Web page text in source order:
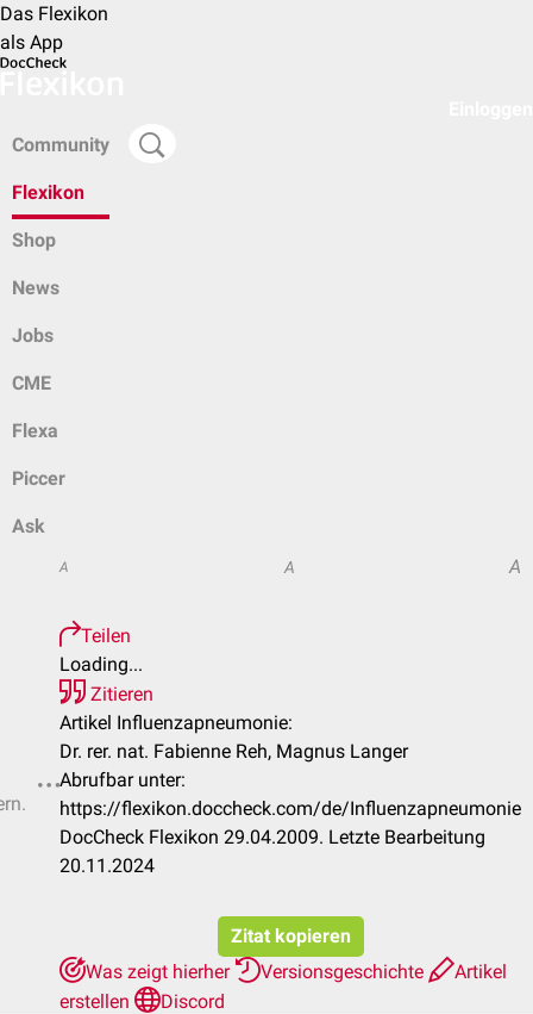
Das Flexikon
als App
Community
Flexikon
Shop
News
Jobs
CME
Flexa
Piccer
Ask
A A A
Teilen
Loading...
Zitieren
Artikel Influenzapneumonie:
Dr. rer. nat. Fabienne Reh, Magnus Langer
Abrufbar unter:
https://flexikon.doccheck.com/de/Influenzapneumonie
DocCheck Flexikon 29.04.2009. Letzte Bearbeitung
20.11.2024
Zitat kopieren
Was zeigt hierher
Versionsgeschichte
Artikel
erstellen
Discord